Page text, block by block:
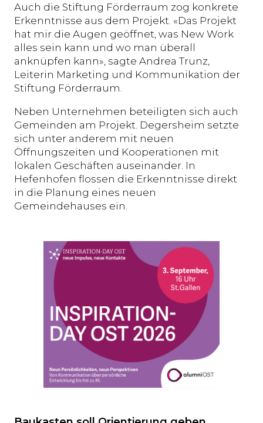
Auch die Stiftung Förderraum zog konkrete
Erkenntnisse aus dem Projekt. «Das Projekt
hat mir die Augen geöffnet, was New Work
alles sein kann und wo man überall
anknüpfen kann», sagte Andrea Trunz,
Leiterin Marketing und Kommunikation der
Stiftung Förderraum.
Neben Unternehmen beteiligten sich auch
Gemeinden am Projekt. Degersheim setzte
sich unter anderem mit neuen
Öffnungszeiten und Kooperationen mit
lokalen Geschäften auseinander. In
Hefenhofen flossen die Erkenntnisse direkt
in die Planung eines neuen
Gemeindehauses ein.